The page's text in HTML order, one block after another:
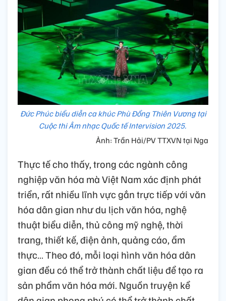
Đức Phúc biểu diễn ca khúc Phù Đổng Thiên Vương tại
Cuộc thi Âm nhạc Quốc tế Intervision 2025.
Ảnh: Trần Hải/PV TTXVN tại Nga
Thực tế cho thấy, trong các ngành công
nghiệp văn hóa mà Việt Nam xác định phát
triển, rất nhiều lĩnh vực gắn trực tiếp với văn
hóa dân gian như du lịch văn hóa, nghệ
thuật biểu diễn, thủ công mỹ nghệ, thời
trang, thiết kế, điện ảnh, quảng cáo, ẩm
thực… Theo đó, mỗi loại hình văn hóa dân
gian đều có thể trở thành chất liệu để tạo ra
sản phẩm văn hóa mới. Nguồn truyện kể